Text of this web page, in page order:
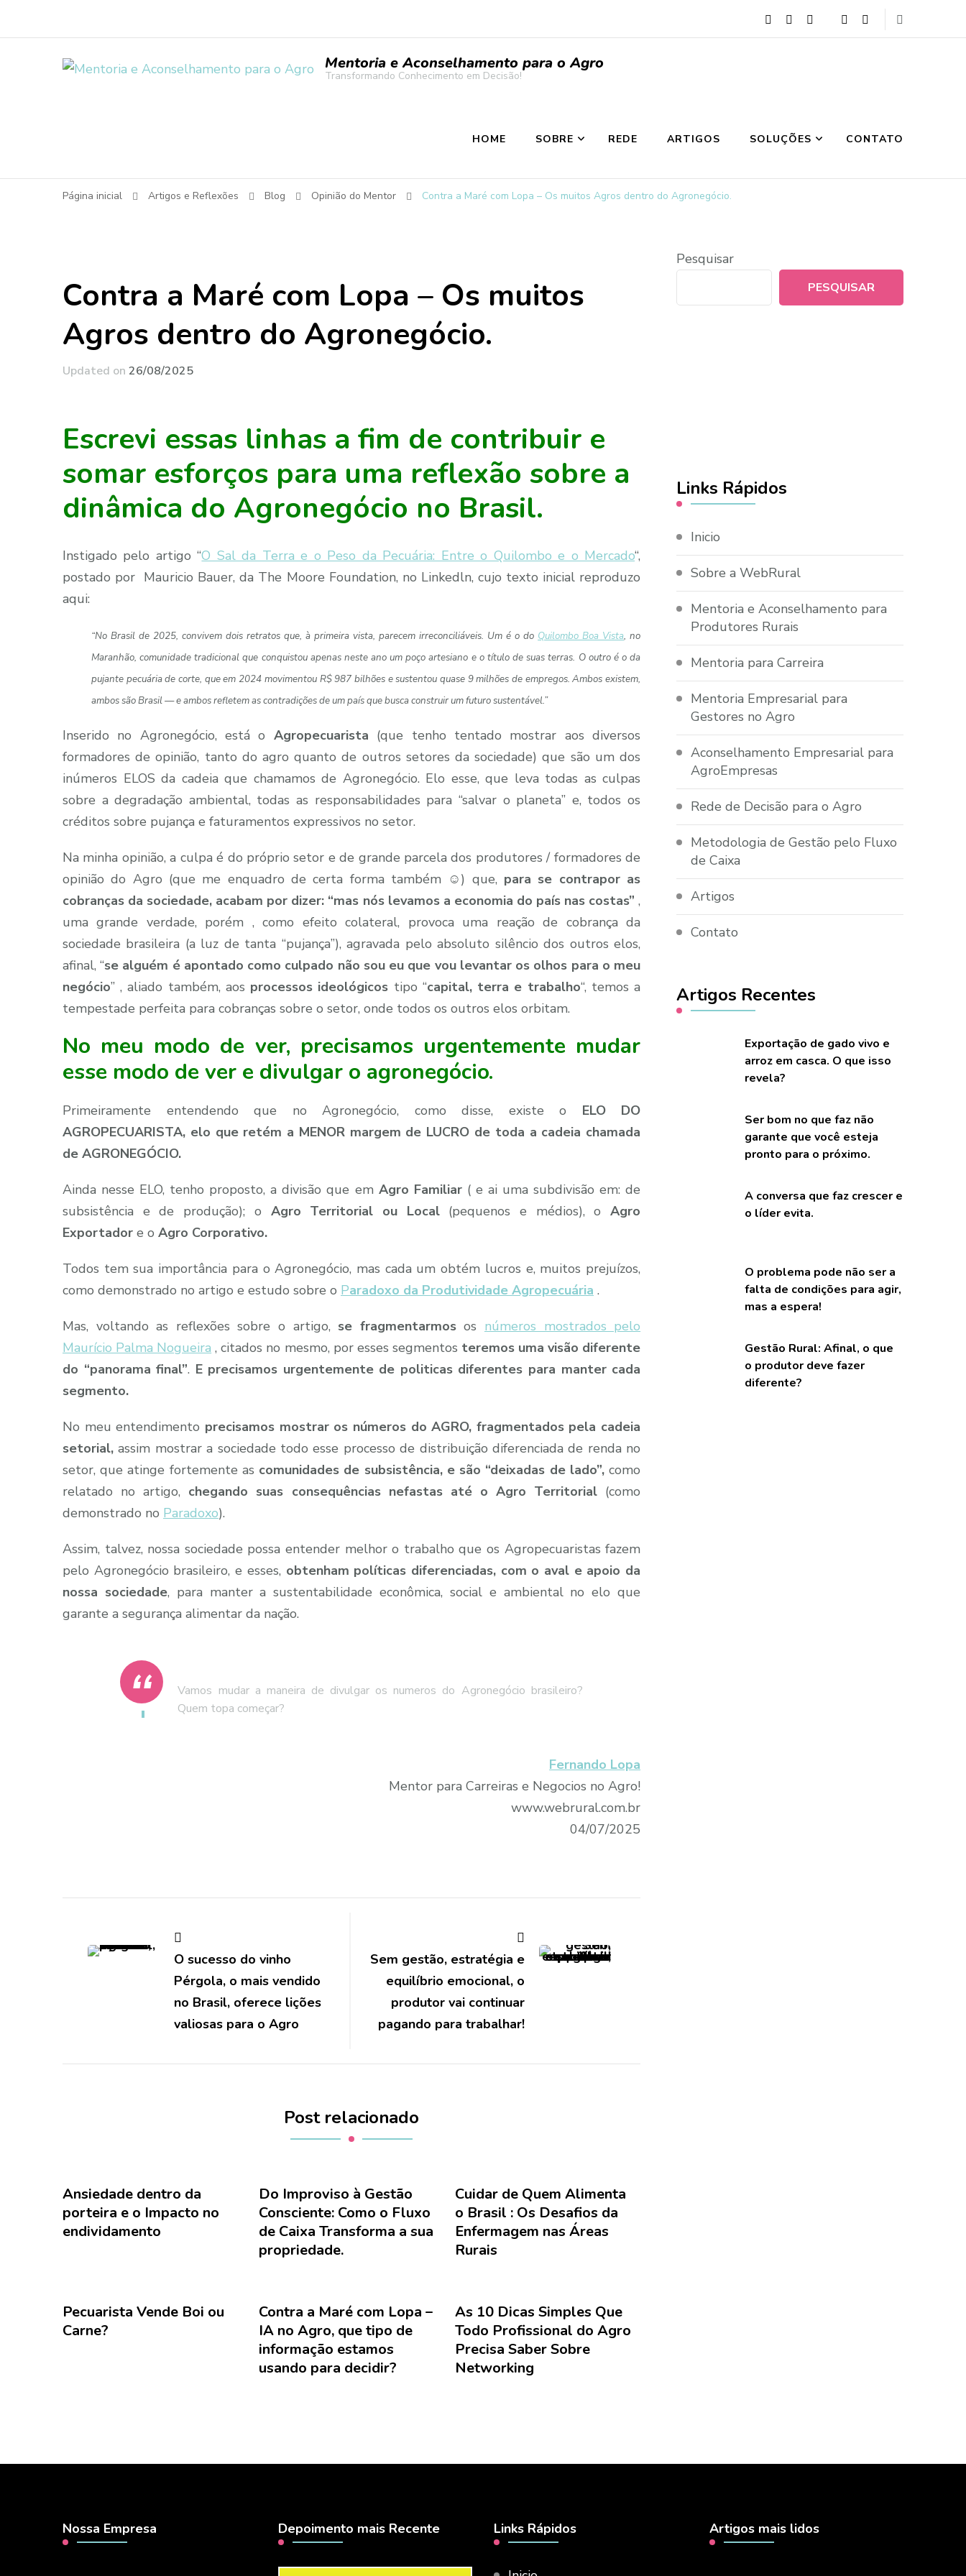
Mentoria e Aconselhamento para o Agro
Transformando Conhecimento em Decisão!
HOME SOBRE REDE ARTIGOS SOLUÇÕES CONTATO
Página inicial Artigos e Reflexões Blog Opinião do Mentor Contra a Maré com Lopa – Os muitos Agros dentro do Agronegócio.
Contra a Maré com Lopa – Os muitos
Agros dentro do Agronegócio.
Updated on 26/08/2025
Escrevi essas linhas a fim de contribuir e
somar esforços para uma reflexão sobre a
dinâmica do Agronegócio no Brasil.
Instigado pelo artigo “O Sal da Terra e o Peso da Pecuária: Entre o Quilombo e o Mercado“,
postado por Mauricio Bauer, da The Moore Foundation, no Linkedln, cujo texto inicial reproduzo
aqui:
“No Brasil de 2025, convivem dois retratos que, à primeira vista, parecem irreconciliáveis. Um é o do Quilombo Boa Vista, no
Maranhão, comunidade tradicional que conquistou apenas neste ano um poço artesiano e o título de suas terras. O outro é o da
pujante pecuária de corte, que em 2024 movimentou R$ 987 bilhões e sustentou quase 9 milhões de empregos. Ambos existem,
ambos são Brasil — e ambos refletem as contradições de um país que busca construir um futuro sustentável.”
Inserido no Agronegócio, está o Agropecuarista (que tenho tentado mostrar aos diversos
formadores de opinião, tanto do agro quanto de outros setores da sociedade) que são um dos
inúmeros ELOS da cadeia que chamamos de Agronegócio. Elo esse, que leva todas as culpas
sobre a degradação ambiental, todas as responsabilidades para “salvar o planeta” e, todos os
créditos sobre pujança e faturamentos expressivos no setor.
Na minha opinião, a culpa é do próprio setor e de grande parcela dos produtores / formadores de
opinião do Agro (que me enquadro de certa forma também ☺️) que, para se contrapor as
cobranças da sociedade, acabam por dizer: “mas nós levamos a economia do país nas costas” ,
uma grande verdade, porém , como efeito colateral, provoca uma reação de cobrança da
sociedade brasileira (a luz de tanta “pujança”), agravada pelo absoluto silêncio dos outros elos,
afinal, “se alguém é apontado como culpado não sou eu que vou levantar os olhos para o meu
negócio” , aliado também, aos processos ideológicos tipo “capital, terra e trabalho“, temos a
tempestade perfeita para cobranças sobre o setor, onde todos os outros elos orbitam.
No meu modo de ver, precisamos urgentemente mudar
esse modo de ver e divulgar o agronegócio.
Primeiramente entendendo que no Agronegócio, como disse, existe o ELO DO
AGROPECUARISTA, elo que retém a MENOR margem de LUCRO de toda a cadeia chamada
de AGRONEGÓCIO.
Ainda nesse ELO, tenho proposto, a divisão que em Agro Familiar( e ai uma subdivisão em: de
subsistência e de produção); o Agro Territorial ou Local(pequenos e médios), oAgro
Exportador e o Agro Corporativo.
Todos tem sua importância para o Agronegócio, mas cada um obtém lucros e, muitos prejuízos,
como demonstrado no artigo e estudo sobre o Paradoxo da Produtividade Agropecuária .
Mas, voltando as reflexões sobre o artigo, se fragmentarmosos números mostrados pelo
Maurício Palma Nogueira , citados no mesmo, por esses segmentos teremos uma visão diferente
do “panorama final”. E precisamos urgentemente de politicas diferentes para manter cada
segmento.
No meu entendimento precisamos mostrar os números do AGRO, fragmentados pela cadeia
setorial, assim mostrar a sociedade todo esse processo de distribuição diferenciada de renda no
setor, que atinge fortemente as comunidades de subsistência, e são “deixadas de lado”,como
relatado no artigo, chegando suas consequências nefastas até o Agro Territorial (como
demonstrado no Paradoxo).
Assim, talvez, nossa sociedade possa entender melhor o trabalho que os Agropecuaristas fazem
pelo Agronegócio brasileiro, e esses, obtenham políticas diferenciadas, com o aval e apoio da
nossa sociedade, para manter a sustentabilidade econômica, social e ambiental no elo que
garante a segurança alimentar da nação.
Vamos mudar a maneira de divulgar os numeros do Agronegócio brasileiro?
Quem topa começar?
Fernando Lopa
Mentor para Carreiras e Negocios no Agro!
www.webrural.com.br
04/07/2025
de
O sucesso do vinho
Pérgola, o mais vendido
no Brasil, oferece lições
valiosas para o Agro
Sem gestão, estratégia e
equilíbrio emocional, o
produtor vai continuar
pagando para trabalhar!
Post relacionado
Ansiedade dentro da
porteira e o Impacto no
endividamento
Do Improviso à Gestão
Consciente: Como o Fluxo
de Caixa Transforma a sua
propriedade.
Cuidar de Quem Alimenta
o Brasil : Os Desafios da
Enfermagem nas Áreas
Rurais
Pecuarista Vende Boi ou
Carne?
Contra a Maré com Lopa –
IA no Agro, que tipo de
informação estamos
usando para decidir?
As 10 Dicas Simples Que
Todo Profissional do Agro
Precisa Saber Sobre
Networking
Pesquisar
PESQUISAR
Links Rápidos
Inicio
Sobre a WebRural
Mentoria e Aconselhamento para
Produtores Rurais
Mentoria para Carreira
Mentoria Empresarial para
Gestores no Agro
Aconselhamento Empresarial para
AgroEmpresas
Rede de Decisão para o Agro
Metodologia de Gestão pelo Fluxo
de Caixa
Artigos
Contato
Artigos Recentes
Exportação de gado vivo e
arroz em casca. O que isso
revela?
Ser bom no que faz não
garante que você esteja
pronto para o próximo.
A conversa que faz crescer e
o líder evita.
O problema pode não ser a
falta de condições para agir,
mas a espera!
Gestão Rural: Afinal, o que
o produtor deve fazer
diferente?
Nossa Empresa Depoimento mais Recente Links Rápidos Artigos mais lidos